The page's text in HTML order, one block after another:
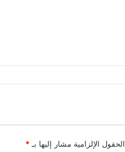
الحقول الإلزامية مشار إليها بـ *